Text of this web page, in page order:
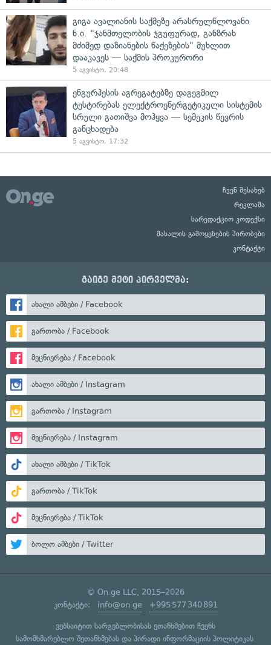
გიგა ავალიანის საქმეზე არასრულწლოვანი
ნ.ი. "ჯანმთელობის ჯგუფურად, განზრახ
მძიმედ დაზიანების წაქეზების" მუხლით
დააკავეს — საქმის პროკურორი
5 აგვისტო, 20:48
ენგურჰესის აგრეგატებზე დაგეგმილ
ტესტირებას ელექტროენერგეტიკული სისტემის
სრული გათიშვა მოჰყვა — სემეკის წევრის
განცხადება
5 აგვისტო, 17:32
ჩვენ შესახებ
რეკლამა
სარედაქციო კოდექსი
მასალის გამოყენების პირობები
კონტაქტი
გაიგე მეტი პირველმა:
ახალი ამბები / Facebook
გართობა / Facebook
მეცნიერება / Facebook
ახალი ამბები / Instagram
გართობა / Instagram
მეცნიერება / Instagram
ახალი ამბები / TikTok
გართობა / TikTok
მეცნიერება / TikTok
ბოლო ამბები / Twitter
© On.ge LLC, 2015–2026
კონტაქტი: info@on.ge +995 577 340 891
ვებსაიტით სარგებლობისას ეთანხმებით ჩვენს
სამომხმარებლო შეთანხმებასდა პირადი ინფორმაციის პოლიტიკას.